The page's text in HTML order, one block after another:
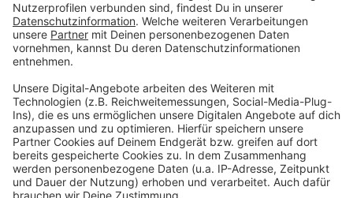
Zeichen setzen. Ich fühle mich bei der HSG sehr wohl.“
- Lucas Schneider.
Lucas Schneider soll weiter vorangehen
Anzeige